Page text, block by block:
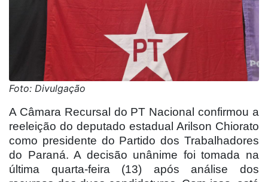
Foto: Divulgação
A Câmara Recursal do PT Nacional confirmou a
reeleição do deputado estadual Arilson Chiorato
como presidente do Partido dos Trabalhadores
do Paraná. A decisão unânime foi tomada na
última quarta-feira (13) após análise dos